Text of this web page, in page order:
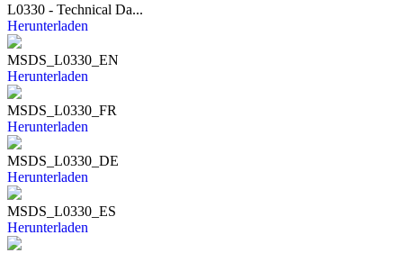
L0330 - Technical Da...
Herunterladen
MSDS_L0330_EN
Herunterladen
MSDS_L0330_FR
Herunterladen
MSDS_L0330_DE
Herunterladen
MSDS_L0330_ES
Herunterladen